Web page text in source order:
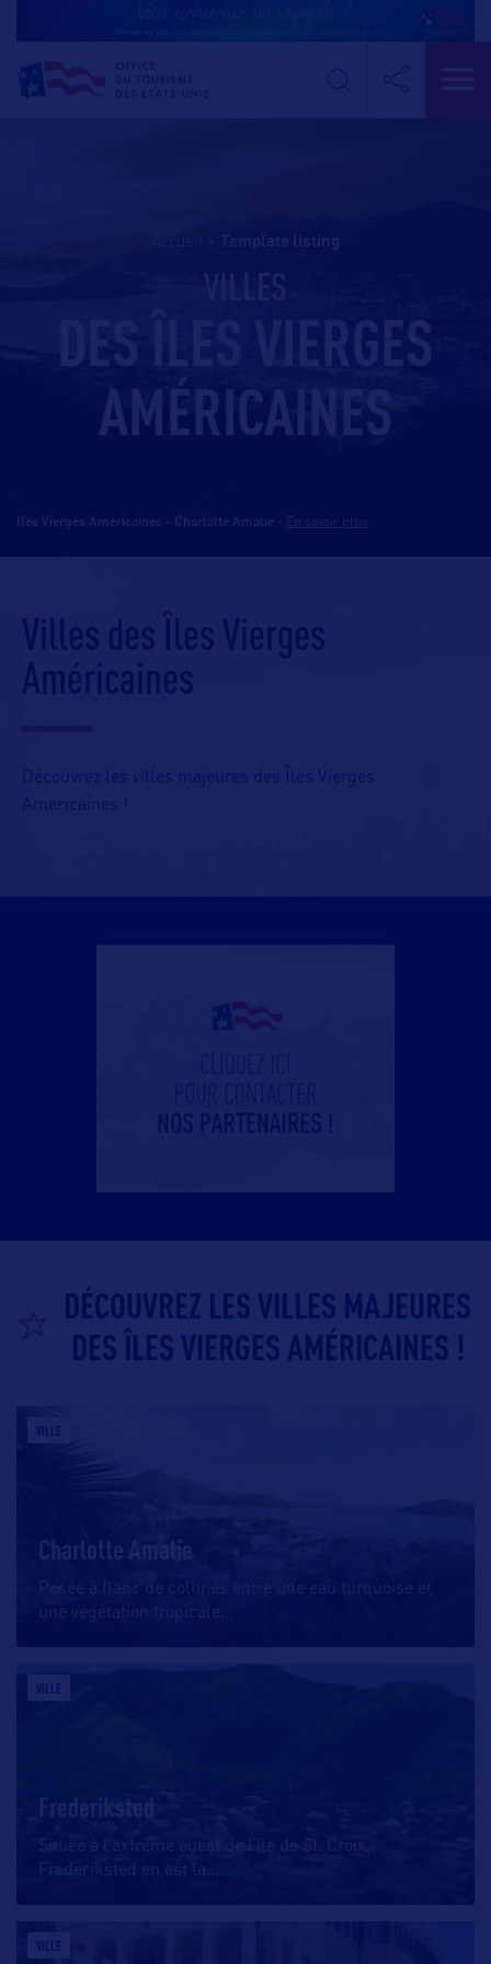
DES ÎLES VIERGES
AMÉRICAINES
Iles Vierges Américaines - Charlotte Amalie
Villes des Îles Vierges
Américaines
Découvrez les villes majeures des Îles Vierges
Américaines !
DÉCOUVREZ LES VILLES MAJEURES
DES ÎLES VIERGES AMÉRICAINES !
VILLE
Charlotte Amalie
Posée à flanc de collines entre une eau turquoise et
une végétation tropicale
VILLE
Frederiksted
Située à l’extrême ouest de l’île de St. Croix,
Frederiksted en est la
VILLE